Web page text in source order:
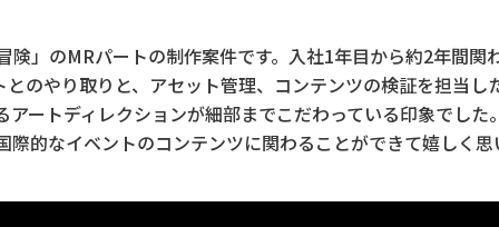
」のMRパートの制作案件です。入社1年目から約2年間関
のやり取りと、アセット管理、コンテンツの検証を担当し
ートディレクションが細部までこだわっている印象でした
的なイベントのコンテンツに関わることができて嬉しく思